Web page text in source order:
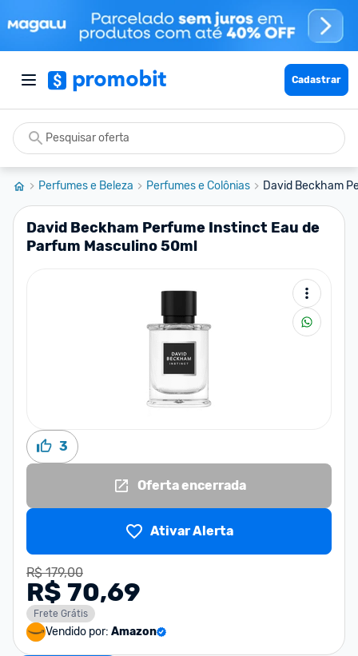
Cadastrar
Perfumes e Beleza Perfumes e Colônias David Beckham
David Beckham Perfume Instinct Eau de
Parfum Masculino 50ml
3
Oferta encerrada
Ativar Alerta
R$ 179,00
R$ 70,69
Frete Grátis
Vendido por: Amazon